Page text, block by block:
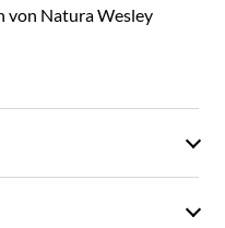
von Natura Wesley